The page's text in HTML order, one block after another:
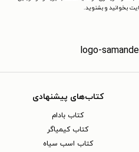
بخوانید و بشنوید.
کتاب‌های پیشنهادی
کتاب بادام
کتاب کیمیاگر
کتاب اسب سیاه